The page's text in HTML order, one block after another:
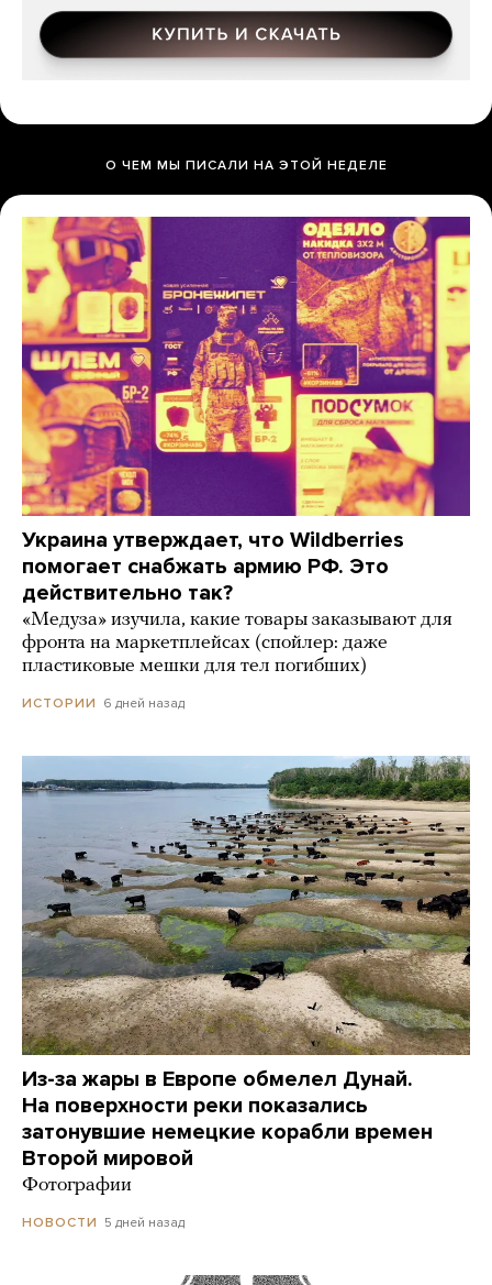
О ЧЕМ МЫ ПИСАЛИ НА ЭТОЙ НЕДЕЛЕ
Украина утверждает, что Wildberries
помогает снабжать армию РФ. Это
действительно так?
«Медуза» изучила, какие товары заказывают для
фронта на маркетплейсах (спойлер: даже
пластиковые мешки для тел погибших)
ИСТОРИИ 6 дней назад
Из-за жары в Европе обмелел Дунай.
На поверхности реки показались
затонувшие немецкие корабли времен
Второй мировой
Фотографии
НОВОСТИ 5 дней назад